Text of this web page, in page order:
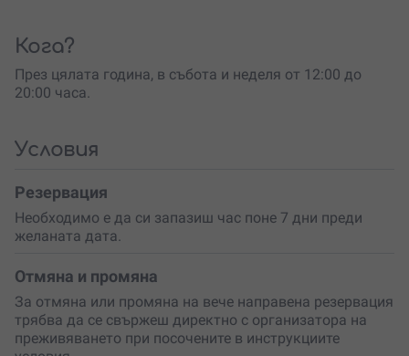
се управлява хеликоптер
маневри. След това идва ред на първото ти излитане
и кацане – реалистично, детайлно и със същите
предизвикателства, които изпитват истинските
Когато вече се чувстваш уверено, ще поемеш към
върху хелиплощадка на висока сграда, а
смелите– кацане с изключени двигатели чрез
авторотация. Мисията може да включва и атака по
наземни цели, за да се доближиш максимално до
Симулациите се извършват на
Авиосимулатор „Фотоника“и пресъздават усещането
от управлението на Ми-8 – легендарен хеликоптер с
история, мощ и престиж.
Кога?
През цялата година, в събота и неделя от 12:00 до
20:00 часа.
Условия
Резервация
Необходимо е да си запазиш час поне 7 дни преди
желаната дата.
Отмяна и промяна
За отмяна или промяна на вече направена резервация
трябва да се свържеш директно с организатора на
преживяването при посочените в инструкциите